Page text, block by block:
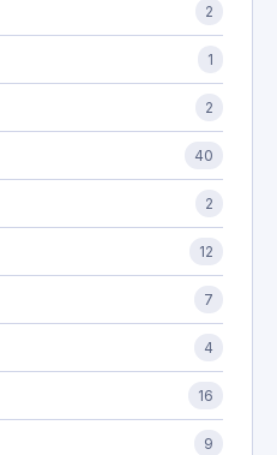
2
1
2
40
2
12
7
4
16
9